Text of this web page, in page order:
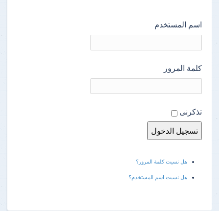
اسم المستخدم
كلمة المرور
تذكرنى
هل نسيت كلمة المرور؟
هل نسيت اسم المستخدم؟